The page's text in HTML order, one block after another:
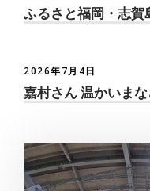
ふるさと福岡・志賀
2026年7月4日
嘉村さん 温かいまな